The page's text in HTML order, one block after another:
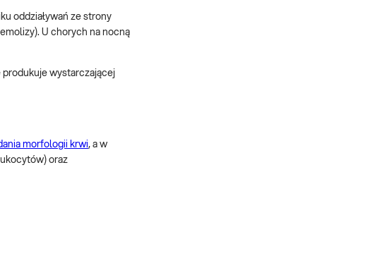
oddziaływań ze strony
U chorych na nocną
produkuje wystarczającej
morfologii krwi, a w
oraz